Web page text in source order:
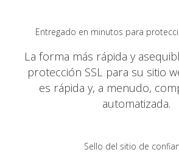
Entregado en minutos para
La forma más rápida y
protección SSL para su sitio
es rápida y, a menudo,
automatizada.
Sello del sitio de